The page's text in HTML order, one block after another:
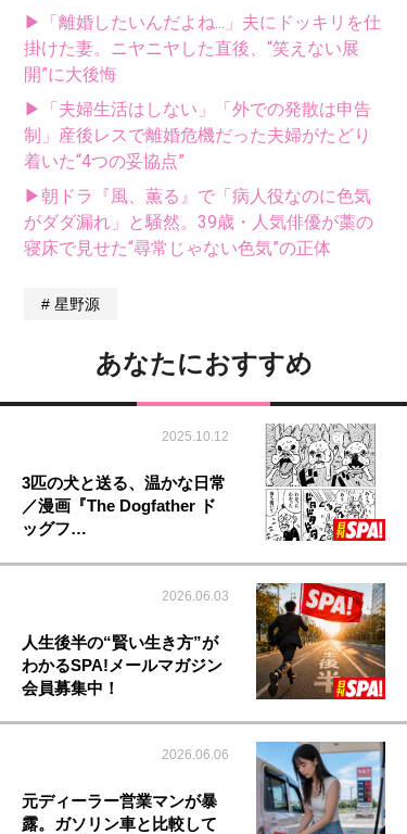
▶「離婚したいんだよね...」夫にドッキリを仕
掛けた妻。ニヤニヤした直後、“笑えない展
開”に大後悔
▶「夫婦生活はしない」「外での発散は申告
制」産後レスで離婚危機だった夫婦がたどり
着いた“4つの妥協点”
▶朝ドラ『風、薫る』で「病人役なのに色気
がダダ漏れ」と騒然。39歳・人気俳優が藁の
寝床で見せた“尋常じゃない色気”の正体
星野源
あなたにおすすめ
2025.10.12
3匹の犬と送る、温かな日常
／漫画『The Dogfather ド
ッグフ…
2026.06.03
人生後半の“賢い生き方”が
わかるSPA!メールマガジン
会員募集中！
2026.06.06
元ディーラー営業マンが暴
露。ガソリン車と比較して